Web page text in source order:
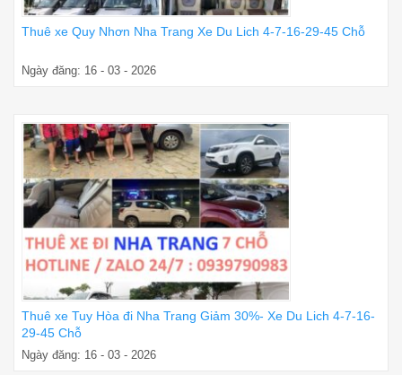
Thuê xe Quy Nhơn Nha Trang Xe Du Lich 4-7-16-29-45 Chỗ
Ngày đăng: 16 - 03 - 2026
Thuê xe Tuy Hòa đi Nha Trang Giảm 30%- Xe Du Lich 4-7-16-
29-45 Chỗ
Ngày đăng: 16 - 03 - 2026